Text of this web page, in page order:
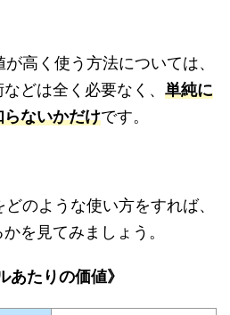
高く使う方法については、
どは全く必要なく、 単純に
ないかだけです。
のような使い方をすれば、
を見てみましょう。
あたりの価値》